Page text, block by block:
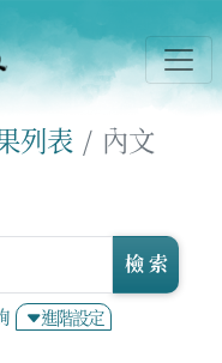
列表 內文
進階設定
檢 索